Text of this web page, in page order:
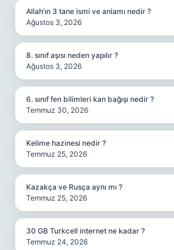
Allah’ın 3 tane ismi ve anlamı nedir ?
Ağustos 3, 2026
8. sınıf aşısı neden yapılır ?
Ağustos 3, 2026
6. sınıf fen bilimleri kan bağışı nedir ?
Temmuz 30, 2026
Kelime hazinesi nedir ?
Temmuz 25, 2026
Kazakça ve Rusça aynı mı ?
Temmuz 25, 2026
30 GB Turkcell internet ne kadar ?
Temmuz 24, 2026